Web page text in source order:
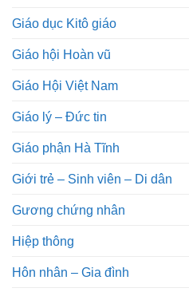
Giáo dục Kitô giáo
Giáo hội Hoàn vũ
Giáo Hội Việt Nam
Giáo lý – Đức tin
Giáo phận Hà Tĩnh
Giới trẻ – Sinh viên – Di dân
Gương chứng nhân
Hiệp thông
Hôn nhân – Gia đình